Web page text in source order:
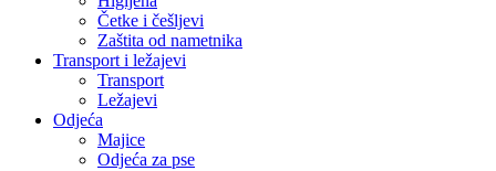
Četke i češljevi
Zaštita od nametnika
Transport i ležajevi
Transport
Ležajevi
Odjeća
Majice
Odjeća za pse